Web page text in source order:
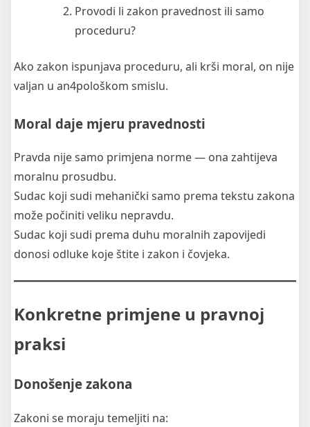
Provodi li zakon pravednost ili samo
proceduru?
Ako zakon ispunjava proceduru, ali krši moral, on nije
valjan u an4pološkom smislu.
Moral daje mjeru pravednosti
Pravda nije samo primjena norme — ona zahtijeva
moralnu prosudbu.
Sudac koji sudi mehanički samo prema tekstu zakona
može počiniti veliku nepravdu.
Sudac koji sudi prema duhu moralnih zapovijedi
donosi odluke koje štite i zakon i čovjeka.
Konkretne primjene u pravnoj
praksi
Donošenje zakona
Zakoni se moraju temeljiti na: